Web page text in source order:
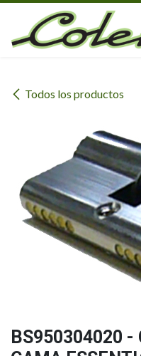
Ir al contenido
Todos los productos
BS950304020 -